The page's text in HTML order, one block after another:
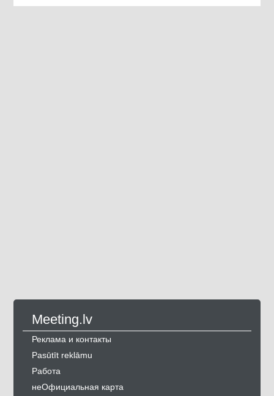
Meeting.lv
Реклама и контакты
Pasūtīt reklāmu
Работа
неОфициальная карта